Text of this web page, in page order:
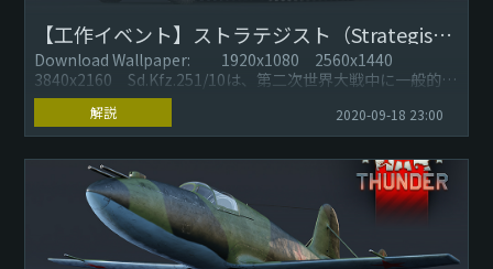
【工作イベント】ストラテジスト（Strategist）：Sd.Kfz.251/10
Download Wallpaper: 1920x1080 2560x1440
3840x2160 Sd.Kfz.251/10は、第二次世界大戦中に一般的だ
ったドイツのHanom...
解説 2020-09-18 23:00